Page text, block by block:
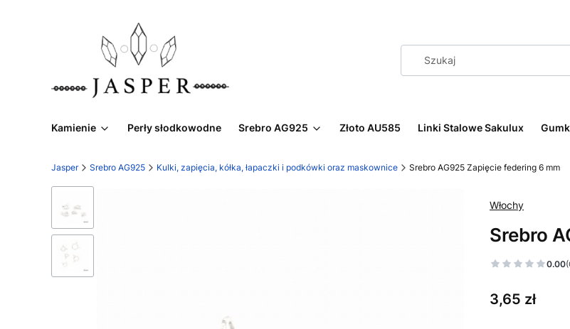
Kamienie Perły słodkowodne Srebro AG925 Złoto AU585 Linki Stalowe Sakulux
Jasper Srebro AG925 Kulki, zapięcia, kółka, łapaczki i podkówki oraz maskownice Srebro AG925 Zapięcie federing 6 mm
Włochy
Srebro
0.00
Cena
3,65 zł